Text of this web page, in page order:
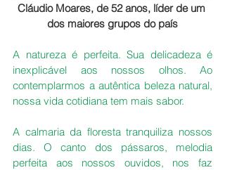
Cláudio Moares, de 52 anos, líder de um
dos maiores grupos do país
A natureza é perfeita. Sua delicadeza é
inexplicável aos nossos olhos. Ao
contemplarmos a autêntica beleza natural,
nossa vida cotidiana tem mais sabor.
A calmaria da floresta tranquiliza nossos
dias. O canto dos pássaros, melodia
perfeita aos nossos ouvidos, nos faz